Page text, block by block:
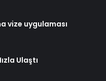
vize uygulaması
Ulaştı